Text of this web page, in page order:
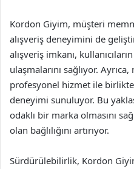
Kordon Giyim, müşteri
alışveriş deneyimini de
alışveriş imkanı,
ulaşmalarını sağlıyor.
profesyonel hizmet ile
deneyimi sunuluyor. Bu
odaklı bir marka olmasını
olan bağlılığını artırıyor.
Sürdürülebilirlik, Kordon